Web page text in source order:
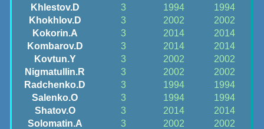
Khlestov.D
3 1994
1994
Khokhlov.D
3 2002
2002
Kokorin.A
3 2014
2014
Kombarov.D
3 2014
2014
Kovtun.Y
3 2002
2002
Nigmatullin.R
3 2002
2002
Radchenko.D
3 1994
1994
Salenko.O
3 1994
1994
Shatov.O
3 2014
2014
Solomatin.A
3 2002
2002